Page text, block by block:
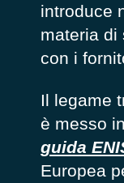
introduce
materia di
con i
Il legame
è messo
guida
Europea